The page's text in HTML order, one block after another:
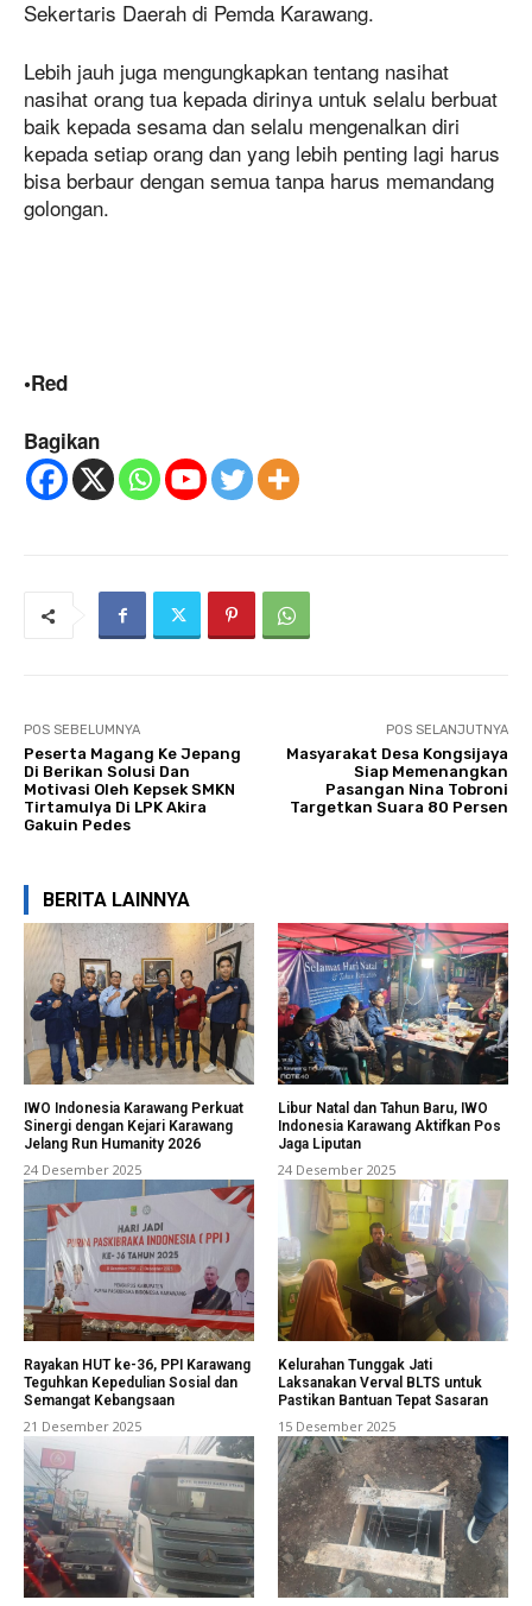
Sekertaris Daerah di Pemda Karawang.
Lebih jauh juga mengungkapkan tentang nasihat
nasihat orang tua kepada dirinya untuk selalu berbuat
baik kepada sesama dan selalu mengenalkan diri
kepada setiap orang dan yang lebih penting lagi harus
bisa berbaur dengan semua tanpa harus memandang
golongan.
•Red
Bagikan
POS SEBELUMNYA
Peserta Magang Ke Jepang
Di Berikan Solusi Dan
Motivasi Oleh Kepsek SMKN
Tirtamulya Di LPK Akira
Gakuin Pedes
POS SELANJUTNYA
Masyarakat Desa Kongsijaya
Siap Memenangkan
Pasangan Nina Tobroni
Targetkan Suara 80 Persen
BERITA LAINNYA
IWO Indonesia Karawang Perkuat
Sinergi dengan Kejari Karawang
Jelang Run Humanity 2026
24 Desember 2025
Libur Natal dan Tahun Baru, IWO
Indonesia Karawang Aktifkan Pos
Jaga Liputan
24 Desember 2025
Rayakan HUT ke-36, PPI Karawang
Teguhkan Kepedulian Sosial dan
Semangat Kebangsaan
21 Desember 2025
Kelurahan Tunggak Jati
Laksanakan Verval BLTS untuk
Pastikan Bantuan Tepat Sasaran
15 Desember 2025